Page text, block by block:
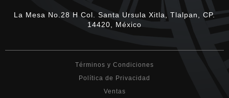
La Mesa No.28 H Col. Santa Ursula Xitla, Tlalpan, CP.
14420, México
Términos y Condiciones
Política de Privacidad
Ventas